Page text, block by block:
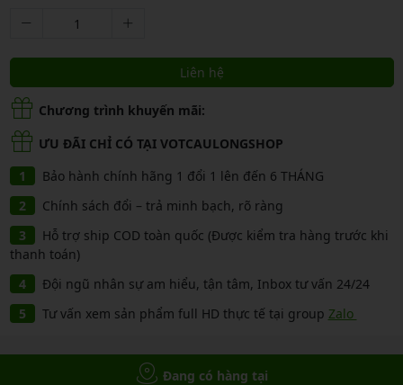
Liên hệ
Chương trình khuyến mãi:
ƯU ĐÃI CHỈ CÓ TẠI VOTCAULONGSHOP
Bảo hành chính hãng 1 đổi 1 lên đến 6 THÁNG
Chính sách đổi – trả minh bạch, rõ ràng
Hỗ trợ ship COD toàn quốc (Được kiểm tra hàng trước khi
thanh toán)
Đội ngũ nhân sự am hiểu, tận tâm, Inbox tư vấn 24/24
Tư vấn xem sản phẩm full HD thực tế tại group Zalo
Đang có hàng tại